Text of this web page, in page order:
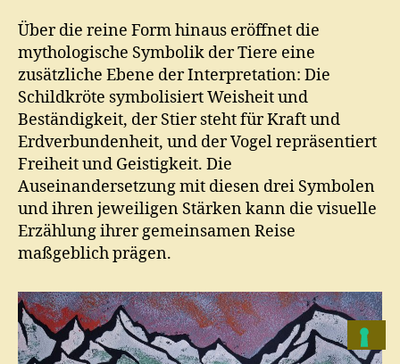
Über die reine Form hinaus eröffnet die
mythologische Symbolik der Tiere eine
zusätzliche Ebene der Interpretation: Die
Schildkröte symbolisiert Weisheit und
Beständigkeit, der Stier steht für Kraft und
Erdverbundenheit, und der Vogel repräsentiert
Freiheit und Geistigkeit. Die
Auseinandersetzung mit diesen drei Symbolen
und ihren jeweiligen Stärken kann die visuelle
Erzählung ihrer gemeinsamen Reise
maßgeblich prägen.